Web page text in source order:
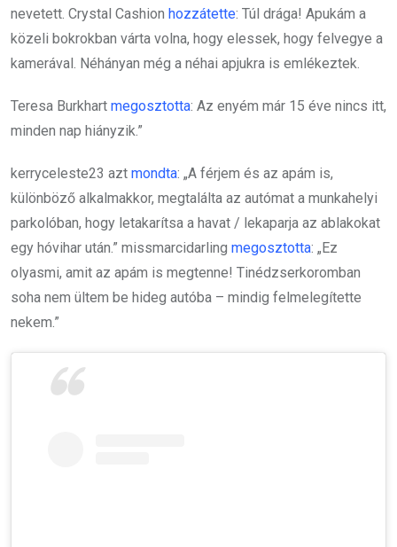
nevetett. Crystal Cashion hozzátette: Túl drága! Apukám a
közeli bokrokban várta volna, hogy elessek, hogy felvegye a
kamerával. Néhányan még a néhai apjukra is emlékeztek.
Teresa Burkhart megosztotta: Az enyém már 15 éve nincs itt,
minden nap hiányzik.”
kerryceleste23 azt mondta: „A férjem és az apám is,
különböző alkalmakkor, megtalálta az autómat a munkahelyi
parkolóban, hogy letakarítsa a havat / lekaparja az ablakokat
egy hóvihar után.” missmarcidarling megosztotta: „Ez
olyasmi, amit az apám is megtenne! Tinédzserkoromban
soha nem ültem be hideg autóba – mindig felmelegítette
nekem.”